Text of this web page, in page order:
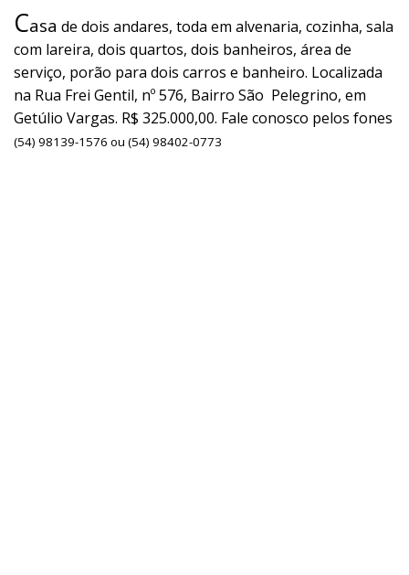
Casa de dois andares, toda em alvenaria, cozinha, sala
com lareira, dois quartos, dois banheiros, área de
serviço, porão para dois carros e banheiro. Localizada
na Rua Frei Gentil, nº 576, Bairro São Pelegrino, em
Getúlio Vargas. R$ 325.000,00. Fale conosco pelos fones
(54) 98139-1576 ou (54) 98402-0773